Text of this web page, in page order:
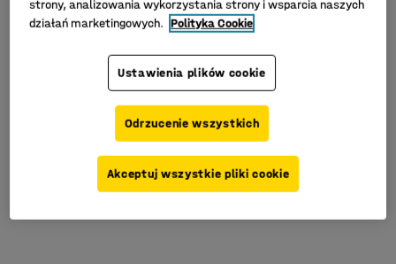
strony, analizowania wykorzystania strony i wsparcia naszych
działań marketingowych. Polityka Cookie
Ustawienia plików cookie
Odrzucenie wszystkich
Akceptuj wszystkie pliki cookie